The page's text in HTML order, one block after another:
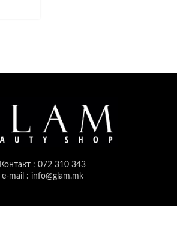
Контакт : 072 310 343
e-mail : info@glam.mk